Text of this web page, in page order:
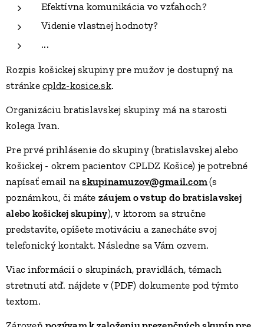
Efektívna komunikácia vo vzťahoch?
Videnie vlastnej hodnoty?
...
Rozpis košickej skupiny pre mužov je dostupný na
stránkecpldz-kosice.sk.
Organizáciu bratislavskej skupiny má na starosti
kolega Ivan.
Pre prvé prihlásenie do skupiny (bratislavskej alebo
košickej - okrem pacientov CPLDZ Košice) je potrebné
napísať email naskupinamuzov@gmail.com(s
poznámkou, či máte záujem o vstup do bratislavskej
alebo košickej skupiny), v ktorom sa stručne
predstavíte, opíšete motiváciu a zanecháte svoj
telefonický kontakt. Následne sa Vám ozvem.
Viac informácií o skupinách, pravidlách, témach
stretnutí atď. nájdete v (PDF) dokumente pod týmto
textom.